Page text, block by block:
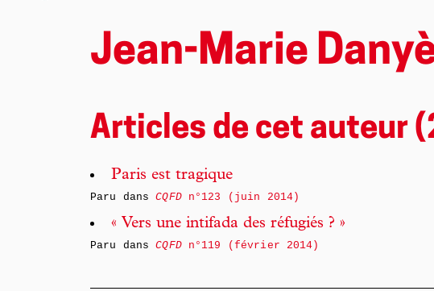
Jean-Marie
Articles de cet auteur
Paris est tragique
Paru dansCQFDn°123 (juin 2014)
« Vers une intifada des réfugiés ? »
Paru dansCQFDn°119 (février 2014)